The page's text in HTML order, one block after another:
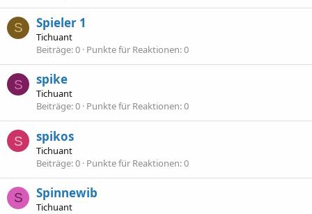
S Spieler 1
Tichuant
Beiträge 0 Punkte für Reaktionen 0
S spike
Tichuant
Beiträge 0 Punkte für Reaktionen 0
S spikos
Tichuant
Beiträge 0 Punkte für Reaktionen 0
S Spinnewib
Tichuant